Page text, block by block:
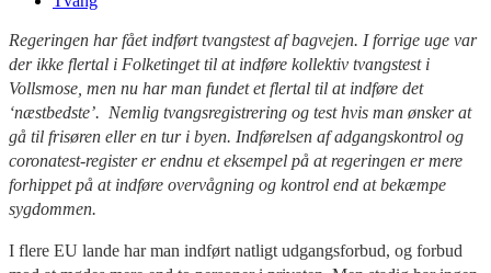
Regeringen har fået indført tvangstest af bagvejen. I forrige uge var
der ikke flertal i Folketinget til at indføre kollektiv tvangstest i
Vollsmose, men nu har man fundet et flertal til at indføre det
‘næstbedste’. Nemlig tvangsregistrering og test hvis man ønsker at
gå til frisøren eller en tur i byen. Indførelsen af adgangskontrol og
coronatest-register er endnu et eksempel på at regeringen er mere
forhippet på at indføre overvågning og kontrol end at bekæmpe
sygdommen.
I flere EU lande har man indført natligt udgangsforbud, og forbud